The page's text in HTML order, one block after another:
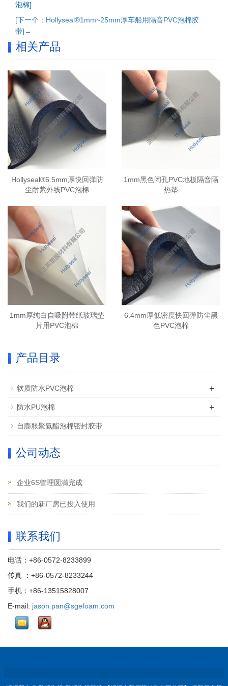
泡棉]
[下一个：Hollyseal®1mm~25mm厚车船用隔音PVC泡棉胶
带]→
相关产品
Hollyseal®6.5mm厚快回弹防
尘耐紫外线PVC泡棉
1mm黑色闭孔PVC地板隔音隔
热垫
1mm厚纯白自吸附带纸玻璃垫
片用PVC泡棉
6.4mm厚低密度快回弹防尘黑
色PVC泡棉
产品目录
软质防水PVC泡棉 +
防水PU泡棉 +
自膨胀聚氨酯泡棉密封胶带
公司动态
企业6S管理圆满完成
我们的新厂房已投入使用
联系我们
电话：+86-0572-8233899
传真 ：+86-0572-8233244
手机：+86-13515828007
E-mail: jason.pan@sgefoam.com